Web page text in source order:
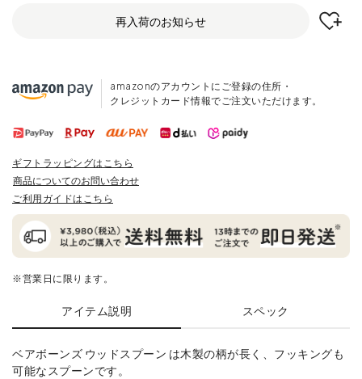
再入荷のお知らせ
amazonのアカウントにご登録の住所・
クレジットカード情報でご注文いただけます。
ギフトラッピングはこちら
商品についてのお問い合わせ
ご利用ガイドはこちら
※営業日に限ります。
アイテム説明 スペック
ベアボーンズ ウッドスプーン は木製の柄が長く、フッキングも
可能なスプーンです。